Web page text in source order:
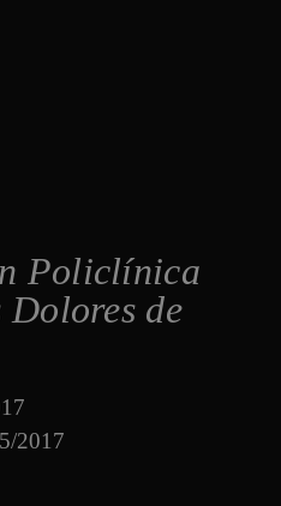
Policlínica
Dolores de
2017